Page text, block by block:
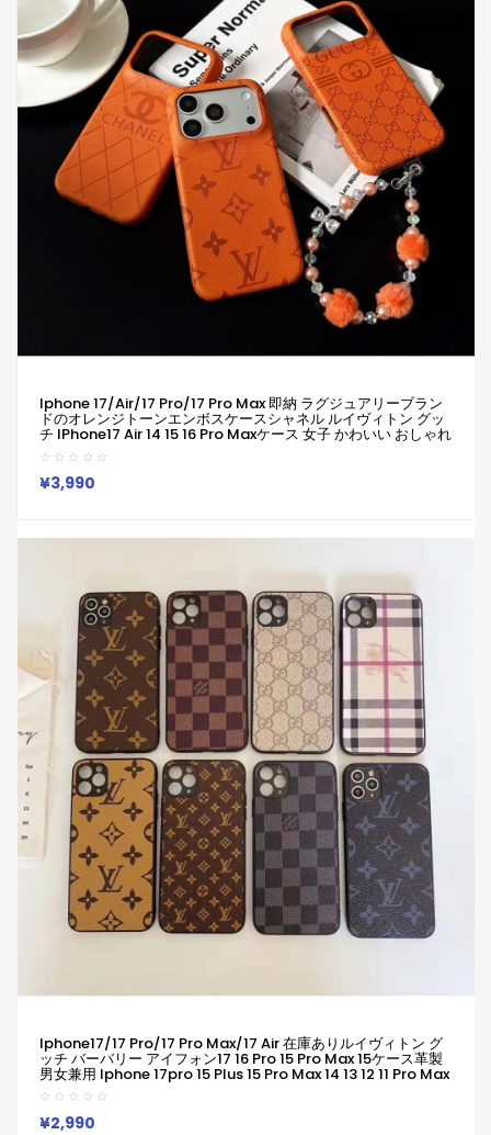
Iphone 17/air/17 Pro/17 Pro Max 即納 ラグジュアリーブラン
ドのオレンジトーンエンボスケースシャネル ルイヴィトン グッ
チ IPhone17 Air 14 15 16 Pro Maxケース 女子 かわいい おしゃれ
シャネル ルイヴィトン グッチ アイフォン17 Air 16 15 14 Plus 13
12 Pro Max 11 Pro XR XS スマホケース
¥3,990
Iphone17/17 Pro/17 Pro Max/17 Air 在庫ありルイヴィトン グ
ッチ バーバリー アイフォン17 16 Pro 15 Pro Max 15ケース革製
男女兼用 Iphone 17pro 15 Plus 15 Pro Max 14 13 12 11 Pro Max
Xs Maxケース ブランド レディース男性女性 人気かわいいビジ
ネスマン用高級 ルイヴィトン グッチ バーバリー
¥2,990